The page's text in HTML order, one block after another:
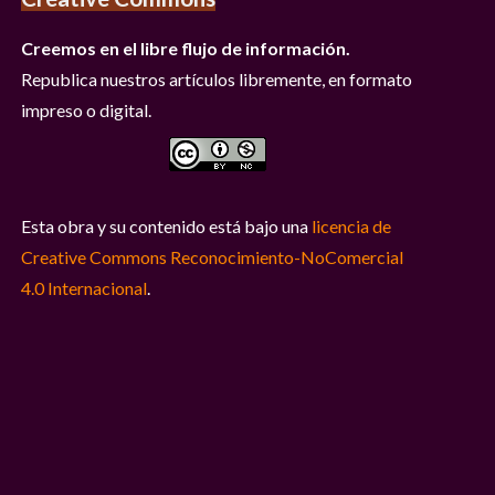
Creemos en el libre flujo de información.
Republica nuestros artículos libremente, en formato
impreso o digital.
Esta obra y su contenido está bajo una licencia de
Creative Commons Reconocimiento-NoComercial
4.0 Internacional.